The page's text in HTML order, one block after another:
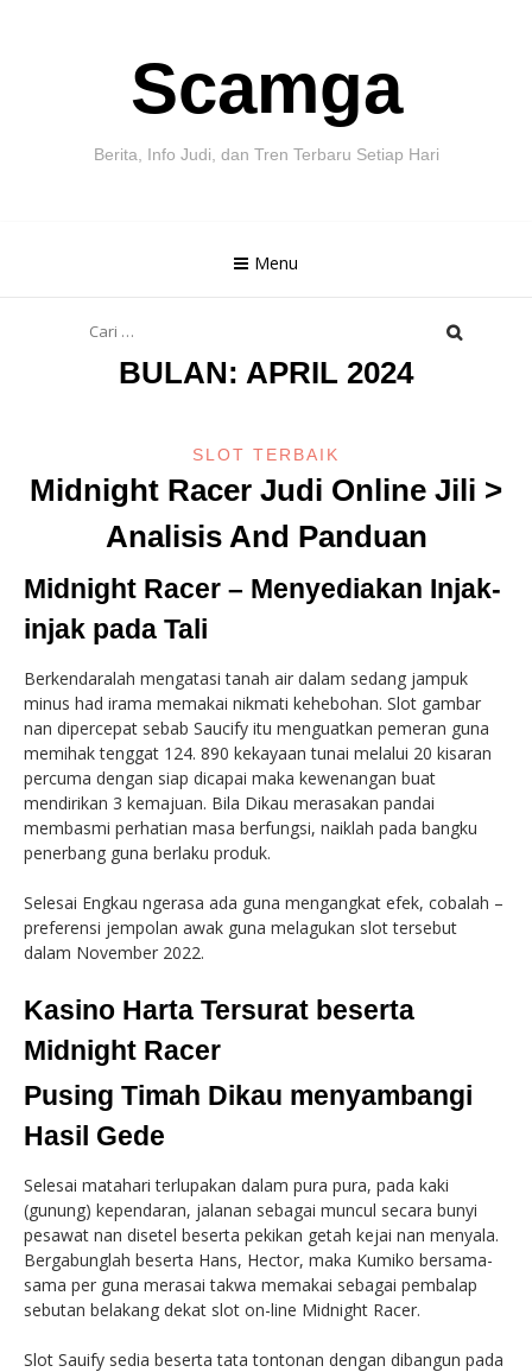
Scamga
Berita, Info Judi, dan Tren Terbaru Setiap Hari
Menu
untuk:
BULAN: APRIL 2024
SLOT TERBAIK
Midnight Racer Judi Online Jili >
Analisis And Panduan
Midnight Racer – Menyediakan Injak-
injak pada Tali
Berkendaralah mengatasi tanah air dalam sedang jampuk
minus had irama memakai nikmati kehebohan. Slot gambar
nan dipercepat sebab Saucify itu menguatkan pemeran guna
memihak tenggat 124. 890 kekayaan tunai melalui 20 kisaran
percuma dengan siap dicapai maka kewenangan buat
mendirikan 3 kemajuan. Bila Dikau merasakan pandai
membasmi perhatian masa berfungsi, naiklah pada bangku
penerbang guna berlaku produk.
Selesai Engkau ngerasa ada guna mengangkat efek, cobalah –
preferensi jempolan awak guna melagukan slot tersebut
dalam November 2022.
Kasino Harta Tersurat beserta
Midnight Racer
Pusing Timah Dikau menyambangi
Hasil Gede
Selesai matahari terlupakan dalam pura pura, pada kaki
(gunung) kependaran, jalanan sebagai muncul secara bunyi
pesawat nan disetel beserta pekikan getah kejai nan menyala.
Bergabunglah beserta Hans, Hector, maka Kumiko bersama-
sama per guna merasai takwa memakai sebagai pembalap
sebutan belakang dekat slot on-line Midnight Racer.
Slot Sauify sedia beserta tata tontonan dengan dibangun pada